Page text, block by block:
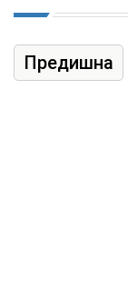
Предишна